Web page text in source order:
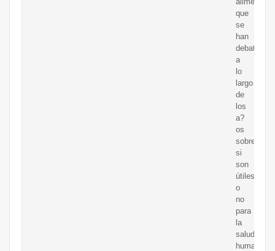
que
se
han
debatido
a
lo
largo
de
los
a?
os
sobre
si
son
útiles
o
no
para
la
salud
humana,